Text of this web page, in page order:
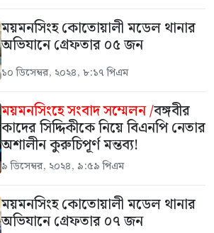
ময়মনসিংহ কোতোয়ালী মডেল থানার
অভিযানে গ্রেফতার ০৫ জন
১০ ডিসেম্বর, ২০২৪, ৮:১৭ পিএম
ময়মনসিংহে সংবাদ সম্মেলন /বঙ্গবীর
কাদের সিদ্দিকীকে নিয়ে বিএনপি নেতার
অশালীন কুরুচিপূর্ণ মন্তব্য!
৯ ডিসেম্বর, ২০২৪, ৯:৫৯ পিএম
ময়মনসিংহ কোতোয়ালী মডেল থানার
অভিযানে গ্রেফতার ০৭ জন